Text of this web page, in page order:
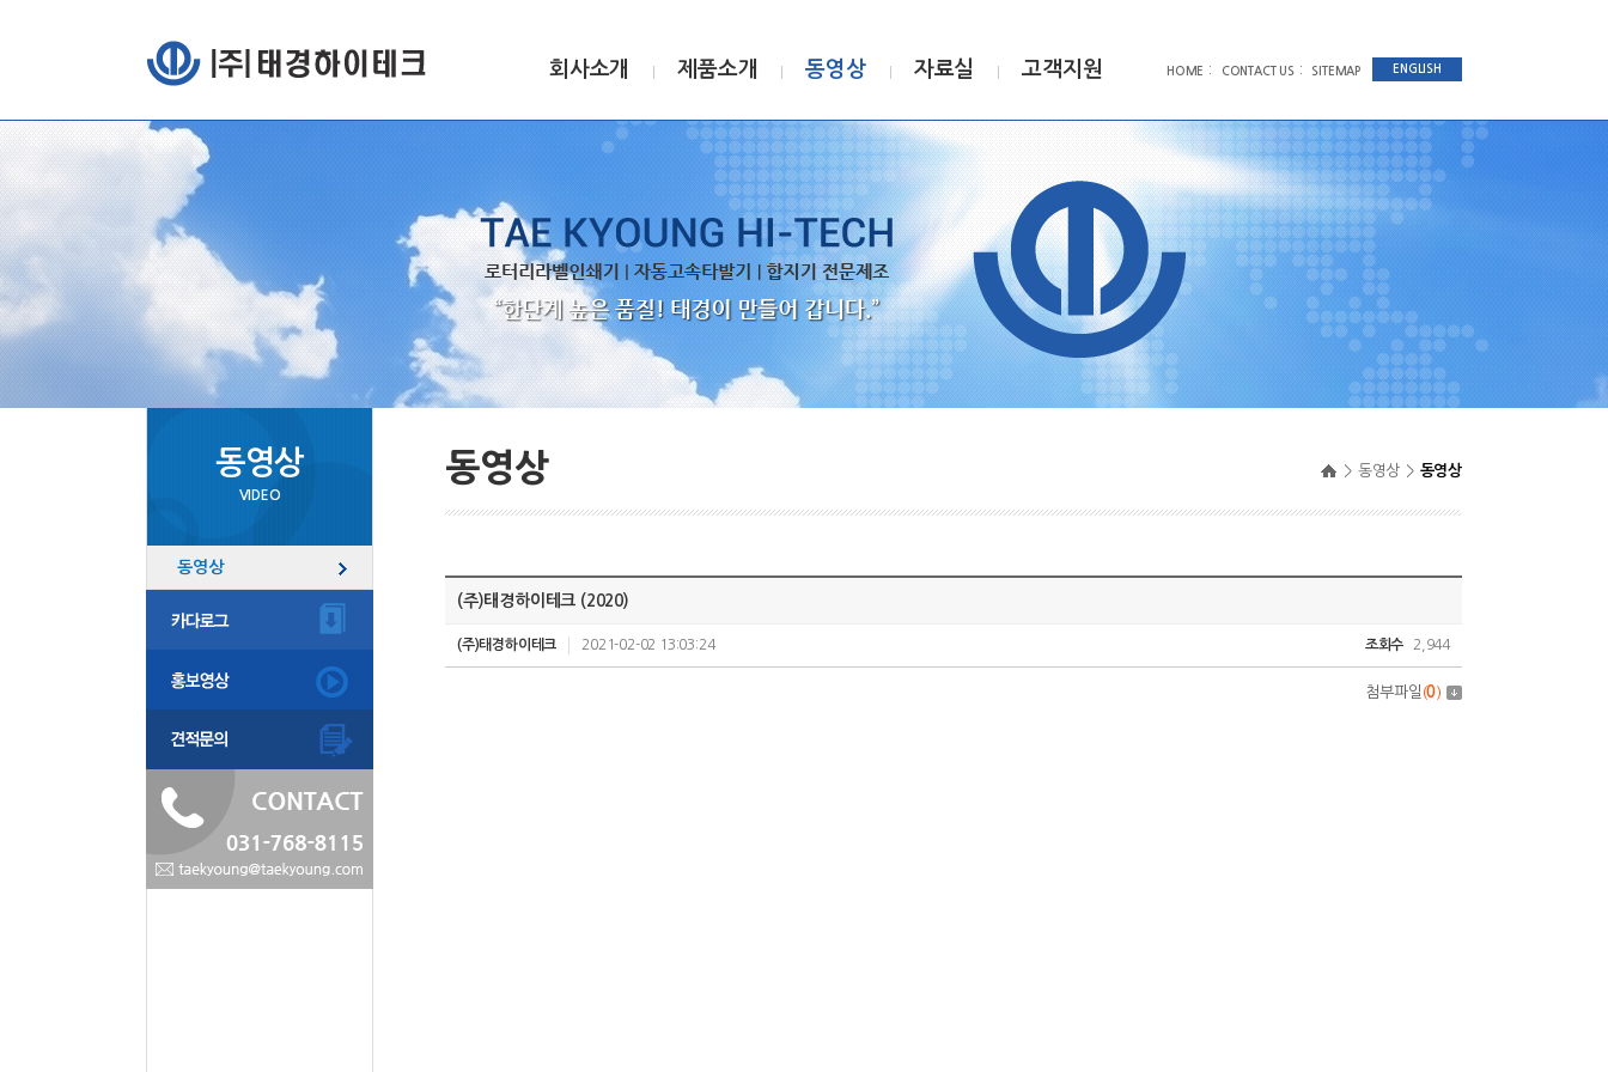
HOME : CONTACT US : SITEMAP ENGLISH
회사소개 제품소개 동영상 자료실 고객지원
동영상
VIDEO
동영상
동영상 > 동영상 > 동영상
(주)태경하이테크 (2020)
(주)태경하이테크 2021-02-02 13:03:24 조회수 2,944
첨부파일 (0)